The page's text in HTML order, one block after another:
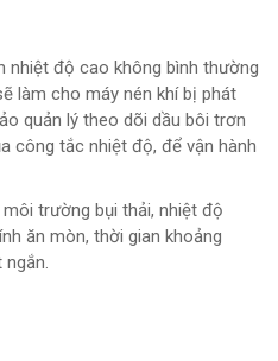
nhiệt độ cao không bình thường
làm cho máy nén khí bị phát
quản lý theo dõi dầu bôi trơn
công tắc nhiệt độ, để vận hành
trường bụi thải, nhiệt độ
ăn mòn, thời gian khoảng